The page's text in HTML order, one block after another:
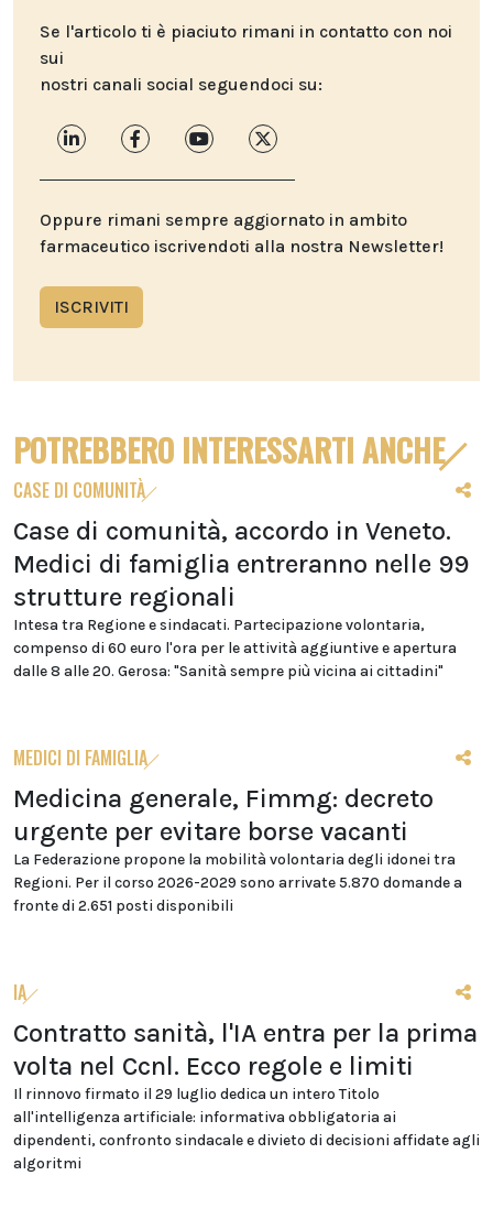
Se l'articolo ti è piaciuto rimani in contatto con noi
sui
nostri canali social seguendoci su:
Oppure rimani sempre aggiornato in ambito
farmaceutico iscrivendoti alla nostra Newsletter!
ISCRIVITI
POTREBBERO INTERESSARTI ANCHE
CASE DI COMUNITÀ
Case di comunità, accordo in Veneto.
Medici di famiglia entreranno nelle 99
strutture regionali
Intesa tra Regione e sindacati. Partecipazione volontaria,
compenso di 60 euro l'ora per le attività aggiuntive e apertura
dalle 8 alle 20. Gerosa: "Sanità sempre più vicina ai cittadini"
MEDICI DI FAMIGLIA
Medicina generale, Fimmg: decreto
urgente per evitare borse vacanti
La Federazione propone la mobilità volontaria degli idonei tra
Regioni. Per il corso 2026-2029 sono arrivate 5.870 domande a
fronte di 2.651 posti disponibili
IA
Contratto sanità, l'IA entra per la prima
volta nel Ccnl. Ecco regole e limiti
Il rinnovo firmato il 29 luglio dedica un intero Titolo
all'intelligenza artificiale: informativa obbligatoria ai
dipendenti, confronto sindacale e divieto di decisioni affidate agli
algoritmi